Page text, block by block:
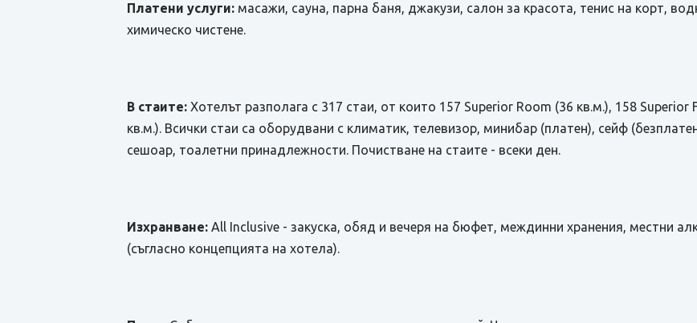
Платени услуги: масажи, сауна, парна баня, джакузи, салон за красота, тенис на корт,
химическо чистене.
В стаите: Хотелът разполага с 317 стаи, от които 157 Superior Room (36 кв.м.), 158 Superior
кв.м.). Всички стаи са оборудвани с климатик, телевизор, минибар (платен), сейф
сешоар, тоалетни принадлежности. Почистване на стаите - всеки ден.
Изхранване: All Inclusive - закуска, обяд и вечеря на бюфет, междинни хранения, местни
(съгласно концепцията на хотела).